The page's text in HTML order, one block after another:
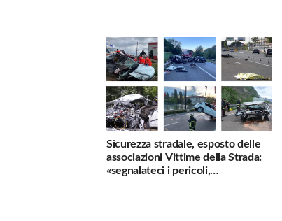
Sicurezza stradale, esposto delle
associazioni Vittime della Strada:
«segnalateci i pericoli,